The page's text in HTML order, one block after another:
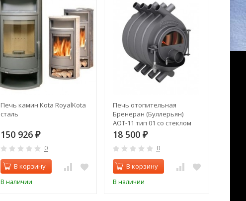
Печь камин Kota RoyalKota
сталь
150 926 ₽
0
В корзину
В наличии
Печь отопительная
Бренеран (Буллерьян)
АОТ-11 тип 01 со стеклом
18 500 ₽
0
В корзину
В наличии